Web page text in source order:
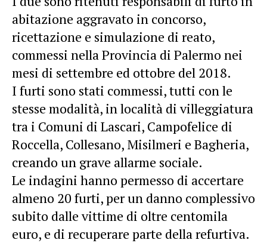
abitazione aggravato in concorso,
ricettazione e simulazione di reato,
commessi nella Provincia di Palermo nei
mesi di settembre ed ottobre del 2018.
I furti sono stati commessi, tutti con le
stesse modalità, in località di villeggiatura
tra i Comuni di Lascari, Campofelice di
Roccella, Collesano, Misilmeri e Bagheria,
creando un grave allarme sociale.
Le indagini hanno permesso di accertare
almeno 20 furti, per un danno complessivo
subito dalle vittime di oltre centomila
euro, e di recuperare parte della refurtiva.